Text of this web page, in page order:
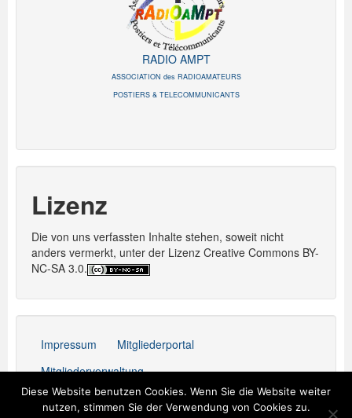
RADIO AMPT
ASSOCIATION des RADIOAMATEURS
POSTIERS & TELECOMMUNICANTS
Lizenz
Die von uns verfassten Inhalte stehen, soweit nicht
anders vermerkt, unter der Lizenz Creative Commons BY-
NC-SA 3.0.
Impressum
Mitgliederportal
Mitgliederverwaltung
Stolz präsentiert von WordPress
Diese Website benutzen Cookies. Wenn Sie die Website weiter
nutzen, stimmen Sie der Verwendung von Cookies zu.